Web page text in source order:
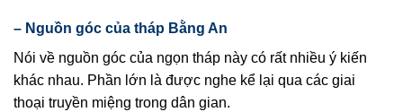
– Nguồn góc của tháp Bằng An
Nói về nguồn góc của ngọn tháp này có rất nhiều ý kiến
khác nhau. Phần lớn là được nghe kể lại qua các giai
thoại truyền miệng trong dân gian.